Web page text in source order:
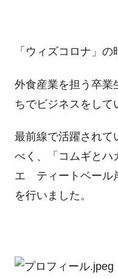
「ウィズコロナ」の
外食産業を担う卒業
ちでビジネスをして
最前線で活躍されて
べく、「コムギとハ
エ ティートベール
を行いました。